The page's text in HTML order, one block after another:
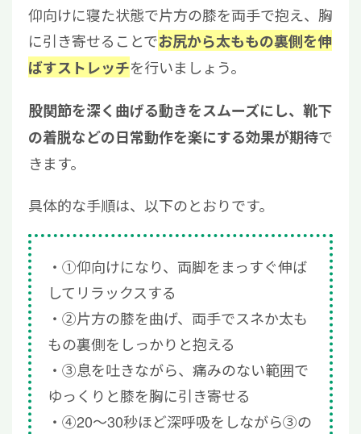
仰向けに寝た状態で片方の膝を両手で抱え、胸
に引き寄せることでお尻から太ももの裏側を伸
ばすストレッチを行いましょう。
股関節を深く曲げる動きをスムーズにし、靴下
の着脱などの日常動作を楽にする効果が期待で
きます。
具体的な手順は、以下のとおりです。
①仰向けになり、両脚をまっすぐ伸ば
してリラックスする
②片方の膝を曲げ、両手でスネか太も
もの裏側をしっかりと抱える
③息を吐きながら、痛みのない範囲で
ゆっくりと膝を胸に引き寄せる
④20〜30秒ほど深呼吸をしながら③の